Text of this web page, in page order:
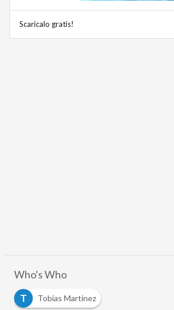
Scaricalo gratis!
Who's Who
T
Tobias Martinez